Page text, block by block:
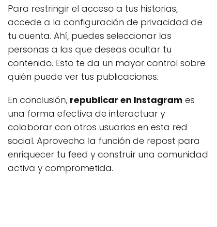
Para restringir el acceso a tus historias,
accede a la configuración de privacidad de
tu cuenta. Ahí, puedes seleccionar las
personas a las que deseas ocultar tu
contenido. Esto te da un mayor control sobre
quién puede ver tus publicaciones.
En conclusión, republicar en Instagram es
una forma efectiva de interactuar y
colaborar con otros usuarios en esta red
social. Aprovecha la función de repost para
enriquecer tu feed y construir una comunidad
activa y comprometida.